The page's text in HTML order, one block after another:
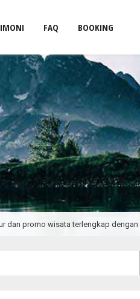
FAQ BOOKING
terlengkap dengan harga